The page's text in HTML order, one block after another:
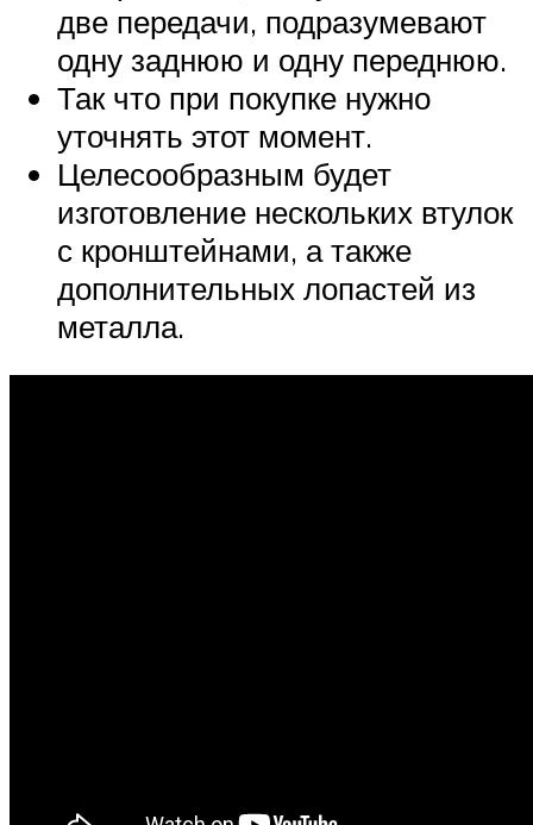
две передачи, подразумевают
одну заднюю и одну переднюю.
Так что при покупке нужно
уточнять этот момент.
Целесообразным будет
изготовление нескольких втулок
с кронштейнами, а также
дополнительных лопастей из
металла.